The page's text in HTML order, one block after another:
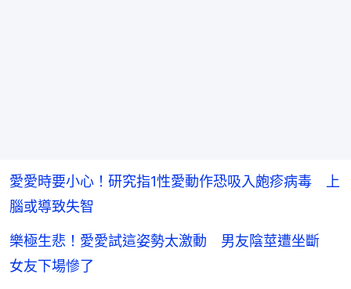
愛愛時要小心！研究指1性愛動作恐吸入皰疹病毒 上
腦或導致失智
樂極生悲！愛愛試這姿勢太激動 男友陰莖遭坐斷
女友下場慘了